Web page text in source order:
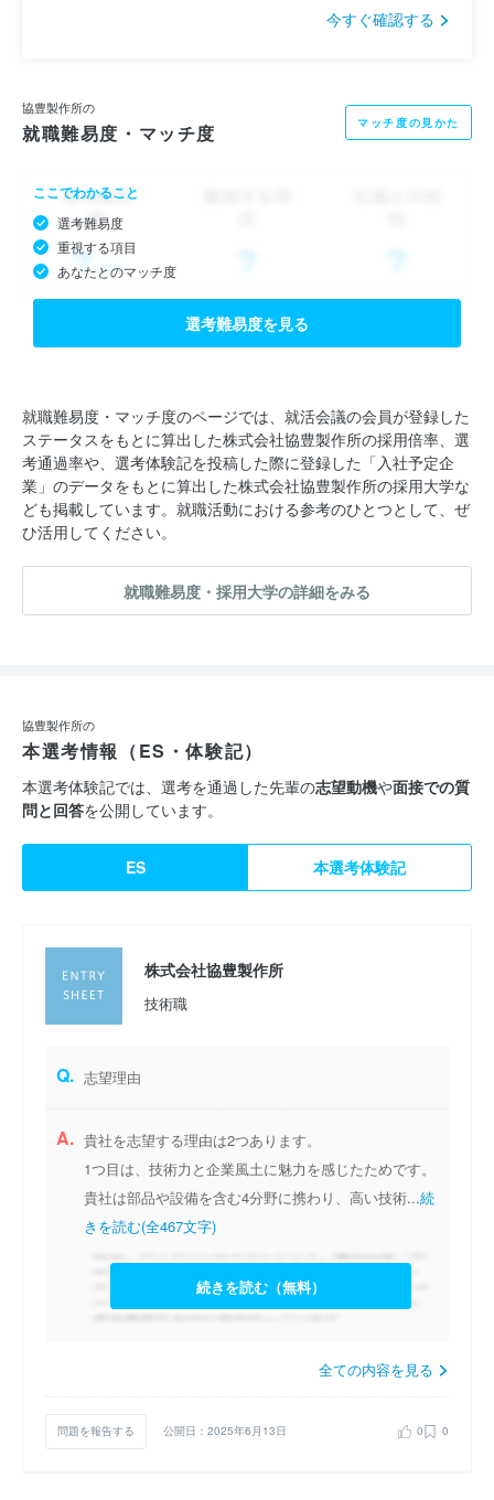
今すぐ確認する
協豊製作所の
就職難易度・マッチ度 マッチ度の見かた
ここでわかること
選考難易度
重視する項目
あなたとのマッチ度
選考難易度を見る
就職難易度・マッチ度のページでは、就活会議の会員が登録した
ステータスをもとに算出した株式会社協豊製作所の採用倍率、選
考通過率や、選考体験記を投稿した際に登録した「入社予定企
業」のデータをもとに算出した株式会社協豊製作所の採用大学な
ども掲載しています。就職活動における参考のひとつとして、ぜ
ひ活用してください。
就職難易度・採用大学の詳細をみる
協豊製作所の
本選考情報（ES・体験記）
本選考体験記では、選考を通過した先輩の志望動機や面接での質
問と回答を公開しています。
ES 本選考体験記
株式会社協豊製作所
技術職
Q. 志望理由
A. 貴社を志望する理由は2つあります。
1つ目は、技術力と企業風土に魅力を感じたためです。
貴社は部品や設備を含む4分野に携わり、高い技術...続
きを読む(全467文字)
続きを読む（無料）
全ての内容を見る
問題を報告する 公開日：2025年6月13日 0 0